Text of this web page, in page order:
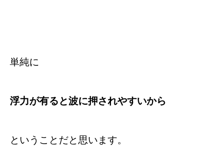
単純に
浮力が有ると波に押されやすいから
ということだと思います。